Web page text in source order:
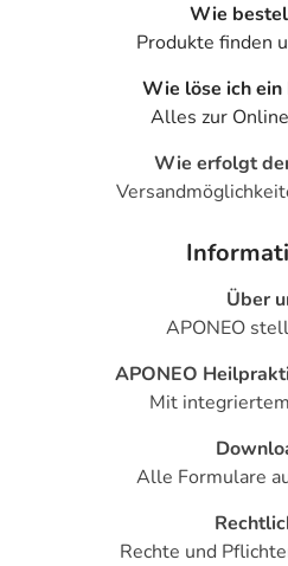
Wie
Produkte finden
Wie löse ich ein
Alles zur
Wie erfolgt
Über
APONEO
APONEO
Mit
Alle Formulare
Rechte und